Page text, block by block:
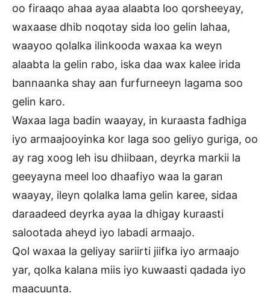
oo firaaqo ahaa ayaa alaabta loo qorsheeyay,
waxaase dhib noqotay sida loo gelin lahaa,
waayoo qolalka ilinkooda waxaa ka weyn
alaabta la gelin rabo, iska daa wax kalee irida
bannaanka shay aan furfurneeyn lagama soo
gelin karo.
Waxaa laga badin waayay, in kuraasta fadhiga
iyo armaajooyinka kor laga soo geliyo guriga, oo
ay rag xoog leh isu dhiibaan, deyrka markii la
geeyayna meel loo dhaafiyo waa la garan
waayay, ileyn qolalka lama gelin karee, sidaa
daraadeed deyrka ayaa la dhigay kuraasti
salootada aheyd iyo labadi armaajo.
Qol waxaa la geliyay sariirti jiifka iyo armaajo
yar, qolka kalana miis iyo kuwaasti qadada iyo
maacuunta.